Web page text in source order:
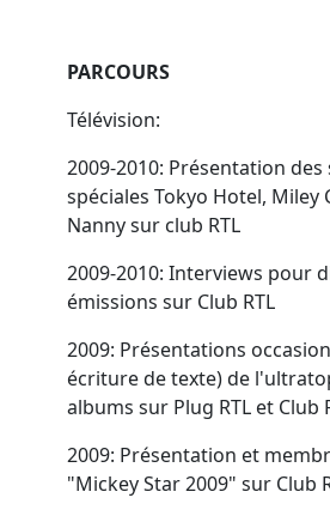
PARCOURS
Télévision:
2009-2010: Présentation des
spéciales Tokyo Hotel, Miley
Nanny sur club RTL
2009-2010: Interviews pour
émissions sur Club RTL
2009: Présentations
écriture de texte) de
albums sur Plug RTL et Club
2009: Présentation et
"Mickey Star 2009" sur Club